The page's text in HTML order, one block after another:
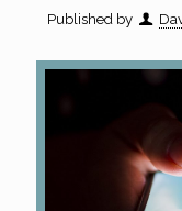
Published by